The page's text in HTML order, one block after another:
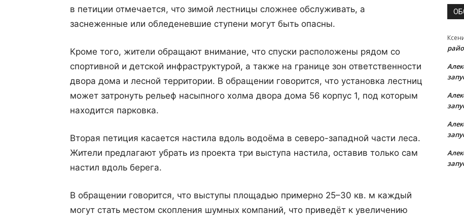
в петиции отмечается, что зимой лестницы сложнее обслуживать, а
заснеженные или обледеневшие ступени могут быть опасны.
Кроме того, жители обращают внимание, что спуски расположены рядом со
спортивной и детской инфраструктурой, а также на границе зон ответственности
двора дома и лесной территории. В обращении говорится, что установка лестниц
может затронуть рельеф насыпного холма двора дома 56 корпус 1, под которым
находится парковка.
Вторая петиция касается настила вдоль водоёма в северо-западной части леса.
Жители предлагают убрать из проекта три выступа настила, оставив только сам
настил вдоль берега.
В обращении говорится, что выступы площадью примерно 25–30 кв. м каждый
могут стать местом скопления шумных компаний, что приведёт к увеличению